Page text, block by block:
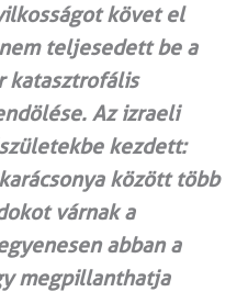
követ el
teljesedett be a
katasztrofális
Az izraeli
kezdett:
között több
várnak a
abban a
megpillanthatja